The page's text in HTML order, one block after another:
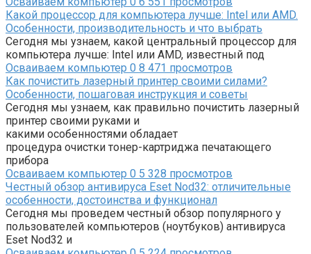
Какой процессор для компьютера лучше: Intel или AMD.
Особенности, производительность и что выбрать
Сегодня мы узнаем, какой центральный процессор для
компьютера лучше: Intel или AMD, известный под
Осваиваем компьютер 0 8 471 просмотров
Как почистить лазерный принтер своими силами?
Особенности, пошаговая инструкция и советы
Сегодня мы узнаем, как правильно почистить лазерный
принтер своими руками и
какими особенностями обладает
процедура очистки тонер-картриджа печатающего
прибора
Осваиваем компьютер 0 5 328 просмотров
Честный обзор антивируса Eset Nod32: отличительные
особенности, достоинства и функционал
Сегодня мы проведем честный обзор популярного у
пользователей компьютеров (ноутбуков) антивируса
Eset Nod32 и